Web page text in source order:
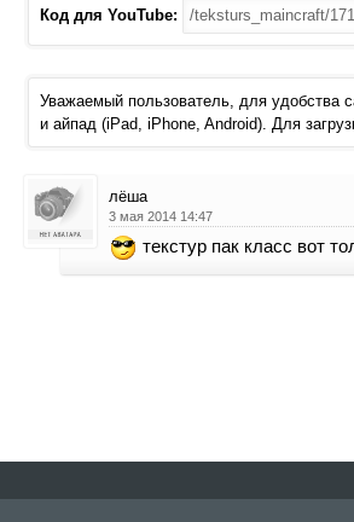
Код для YouTube:
Уважаемый пользователь, для удобства
и айпад (iPad, iPhone, Android). Для
лёша
3 мая 2014 14:47
текстур пак класс вот